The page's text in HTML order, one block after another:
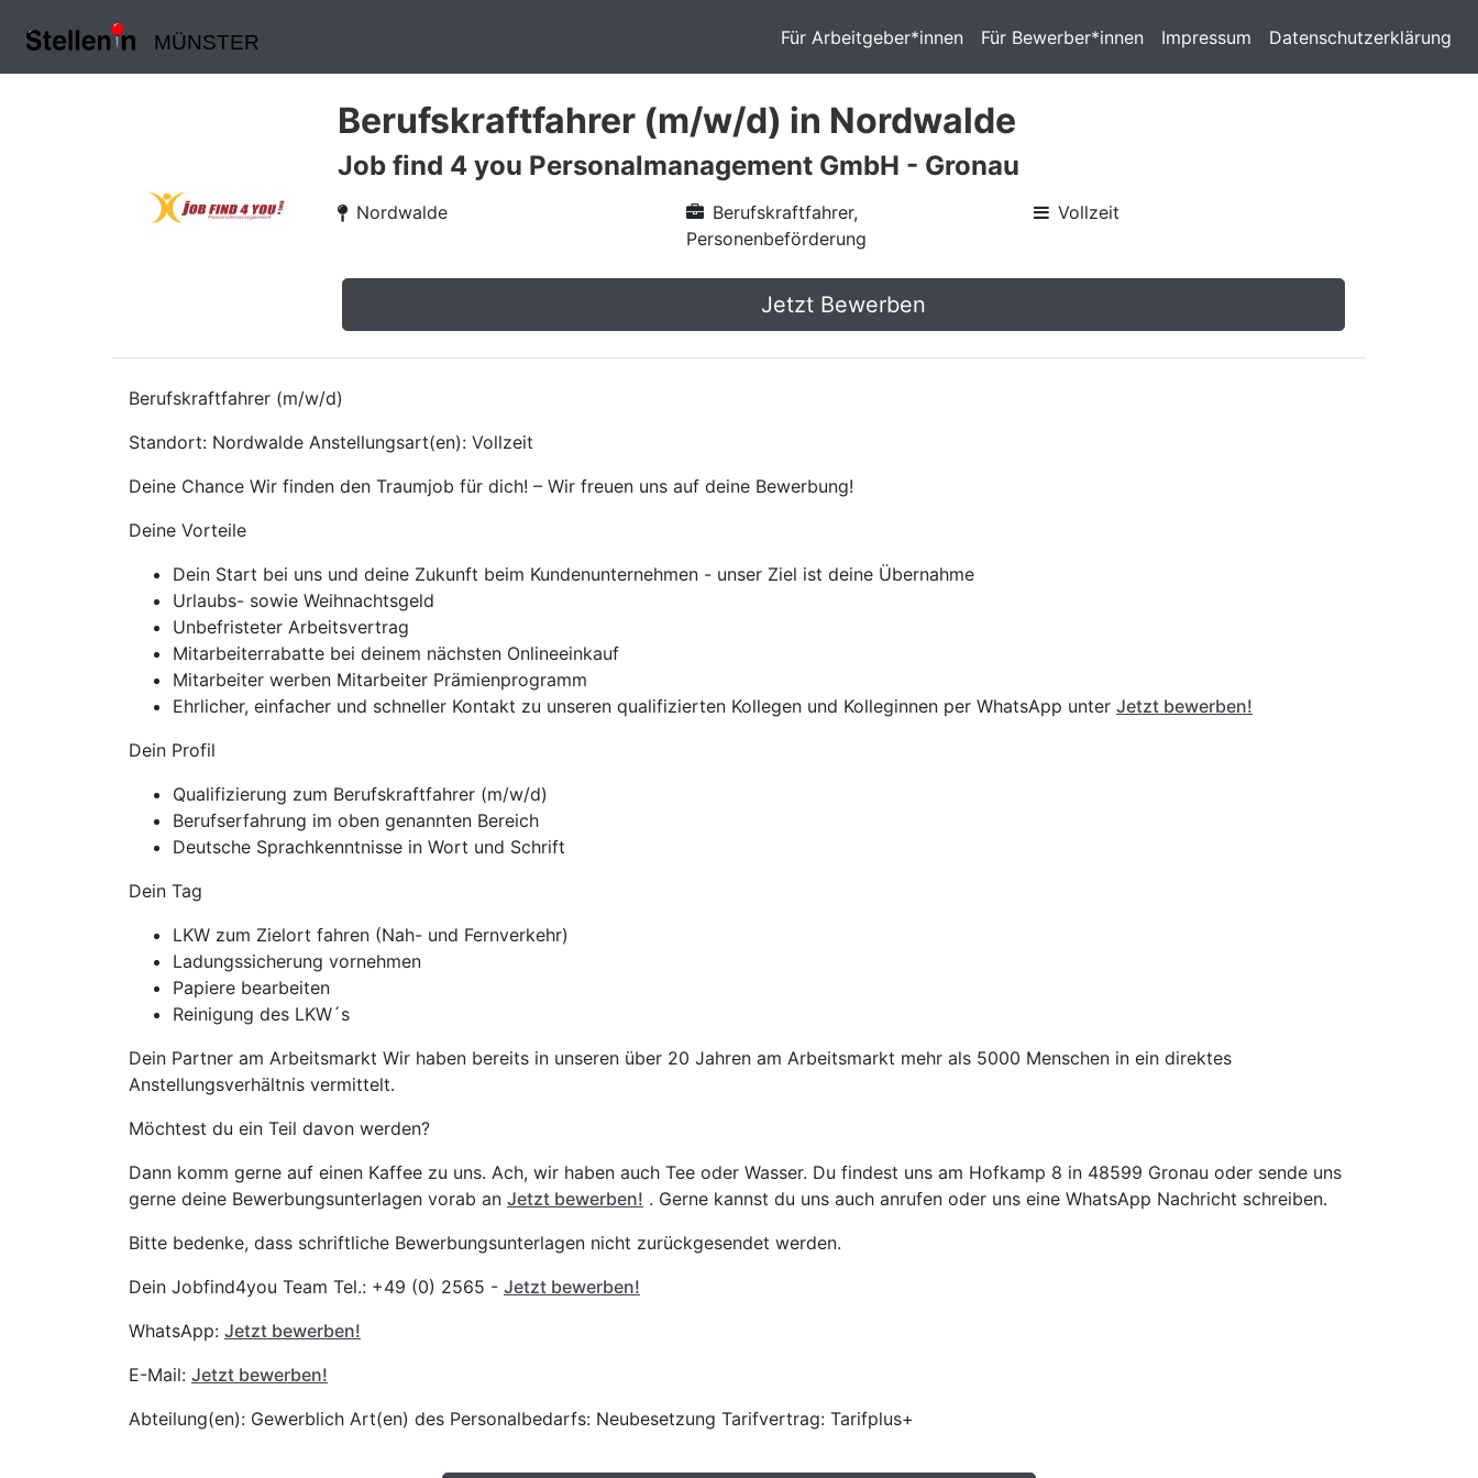
MÜNSTER Für Arbeitgeber*innen Für Bewerber*innen Impressum Datenschutzerklärung
Berufskraftfahrer (m/w/d) in Nordwalde
Job find 4 you Personalmanagement GmbH - Gronau
Nordwalde
Berufskraftfahrer,
Personenbeförderung
Vollzeit
Jetzt Bewerben
Berufskraftfahrer (m/w/d)
Standort: Nordwalde Anstellungsart(en): Vollzeit
Deine Chance Wir finden den Traumjob für dich! – Wir freuen uns auf deine Bewerbung!
Deine Vorteile
Dein Start bei uns und deine Zukunft beim Kundenunternehmen - unser Ziel ist deine Übernahme
Urlaubs- sowie Weihnachtsgeld
Unbefristeter Arbeitsvertrag
Mitarbeiterrabatte bei deinem nächsten Onlineeinkauf
Mitarbeiter werben Mitarbeiter Prämienprogramm
Ehrlicher, einfacher und schneller Kontakt zu unseren qualifizierten Kollegen und Kolleginnen per WhatsApp unter Jetzt bewerben!
Dein Profil
Qualifizierung zum Berufskraftfahrer (m/w/d)
Berufserfahrung im oben genannten Bereich
Deutsche Sprachkenntnisse in Wort und Schrift
Dein Tag
LKW zum Zielort fahren (Nah- und Fernverkehr)
Ladungssicherung vornehmen
Papiere bearbeiten
Reinigung des LKW´s
Dein Partner am Arbeitsmarkt Wir haben bereits in unseren über 20 Jahren am Arbeitsmarkt mehr als 5000 Menschen in ein direktes
Anstellungsverhältnis vermittelt.
Möchtest du ein Teil davon werden?
Dann komm gerne auf einen Kaffee zu uns. Ach, wir haben auch Tee oder Wasser. Du findest uns am Hofkamp 8 in 48599 Gronau oder sende uns
gerne deine Bewerbungsunterlagen vorab an Jetzt bewerben! . Gerne kannst du uns auch anrufen oder uns eine WhatsApp Nachricht schreiben.
Bitte bedenke, dass schriftliche Bewerbungsunterlagen nicht zurückgesendet werden.
Dein Jobfind4you Team Tel.: +49 (0) 2565 - Jetzt bewerben!
WhatsApp: Jetzt bewerben!
E-Mail: Jetzt bewerben!
Abteilung(en): Gewerblich Art(en) des Personalbedarfs: Neubesetzung Tarifvertrag: Tarifplus+